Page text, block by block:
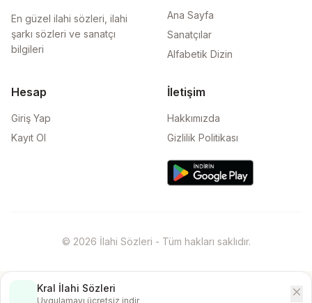
En güzel ilahi sözleri, ilahi
şarkı sözleri ve sanatçı
bilgileri
Ana Sayfa
Sanatçılar
Alfabetik Dizin
Hesap
Giriş Yap
Kayıt Ol
İletişim
Hakkımızda
Gizlilik Politikası
© 2026 İlahi Sözleri - Tüm hakları saklıdır.
Kral İlahi Sözleri
Uygulamayı ücretsiz indir
close